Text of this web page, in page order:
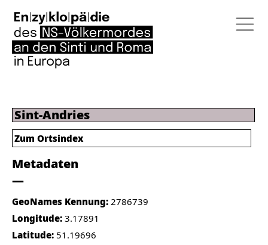
Sint-Andries
Metadaten
GeoNames Kennung: 2786739
Longitude: 3.17891
Latitude: 51.19696
Zum Ortsindex